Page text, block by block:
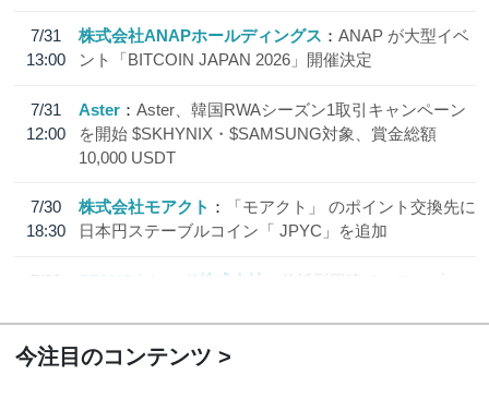
7/31
13:00
株式会社ANAPホールディングス
ANAP が大型イベ
ント「BITCOIN JAPAN 2026」開催決定
7/31
12:00
Aster
Aster、韓国RWAシーズン1取引キャンペーン
を開始 $SKHYNIX・$SAMSUNG対象、賞金総額
10,000 USDT
7/30
18:30
株式会社モアクト
「モアクト」 のポイント交換先に
日本円ステーブルコイン「 JPYC」を追加
7/29
SBI VCトレード株式会社
信託型円建てステーブル
今注目のコンテンツ